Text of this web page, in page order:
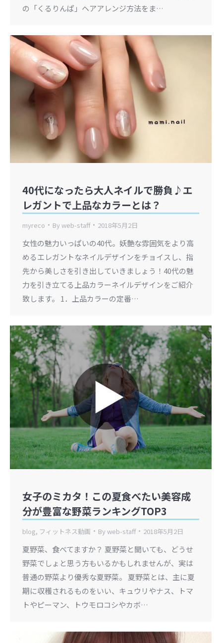
の「くるりんぱ」ヘアアレンジ方法をま…
40代になったら大人ネイルで勝負♪エ
レガントで上品なカラーとは？
myreco Byweb-staff 2018年5月2日
女性の魅力いっぱいの40代。妖艶な雰囲気をより高
めるエレガントなネイルデザインをチョイスし、指
先から美しさを引き出していきましょう！40代の魅
力を引き立てる上品カラーネイルデザインをご紹介
致します。 1．上品カラーの定番…
女子のミカタ！この夏食べたい美容成
分が豊富な野菜ランキングTOP3
blog, フィットネス動画 Byweb-staff 2018年5月2日
夏野菜、食べてますか？ 夏野菜と聞いても、どうせ
野菜でしょと思う方もいるかもしれませんが、実は
普通の野菜より優秀な夏野菜。 夏野菜とは、主に夏
期に収穫されるものをいい、キュウリやナス、トマ
トやピーマン、トウモロコシやカボ…